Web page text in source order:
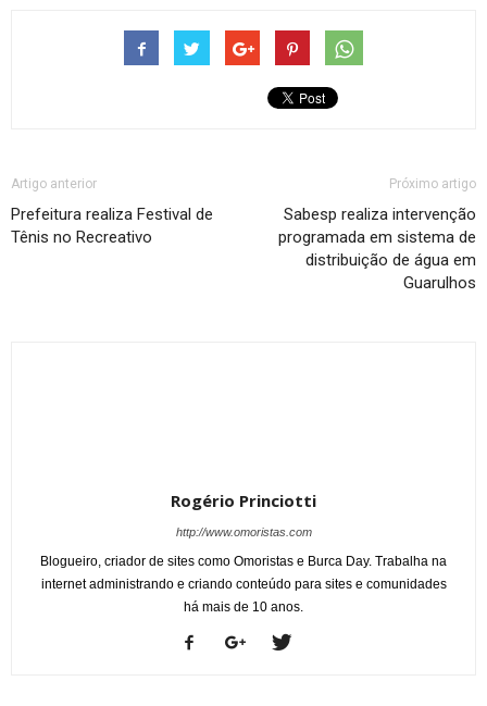
Artigo anterior
Prefeitura realiza Festival de
Tênis no Recreativo
Próximo artigo
Sabesp realiza intervenção
programada em sistema de
distribuição de água em
Guarulhos
Rogério Princiotti
http://www.omoristas.com
Blogueiro, criador de sites como Omoristas e Burca Day. Trabalha na
internet administrando e criando conteúdo para sites e comunidades
há mais de 10 anos.